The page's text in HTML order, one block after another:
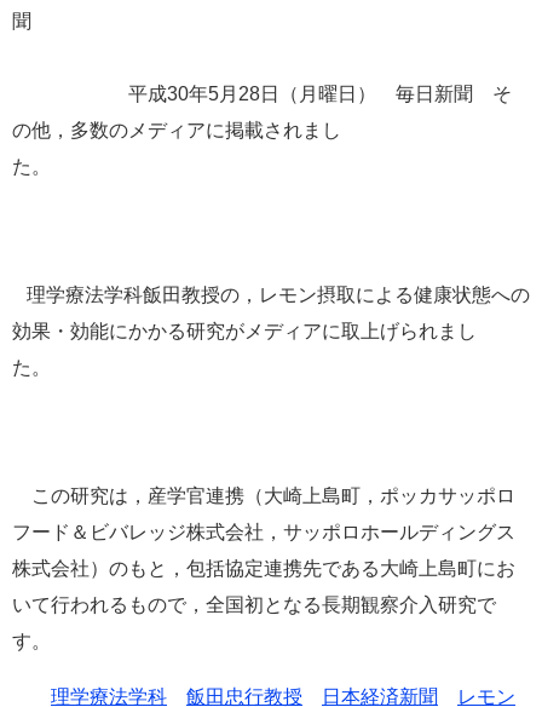
聞
平成30年5月28日（月曜日） 毎日新聞 そ
の他，多数のメディアに掲載されまし
た。
理学療法学科飯田教授の，レモン摂取による健康状態への
効果・効能にかかる研究がメディアに取上げられまし
た。
この研究は，産学官連携（大崎上島町，ポッカサッポロ
フード＆ビバレッジ株式会社，サッポロホールディングス
株式会社）のもと，包括協定連携先である大崎上島町にお
いて行われるもので，全国初となる長期観察介入研究で
す。
理学療法学科 飯田忠行教授 日本経済新聞
レモン